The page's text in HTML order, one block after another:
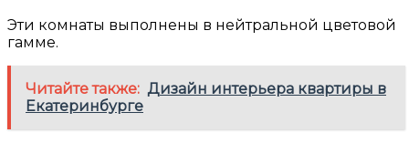
Эти комнаты выполнены в нейтральной цветовой
гамме.
Читайте также: Дизайн интерьера квартиры в
Екатеринбурге